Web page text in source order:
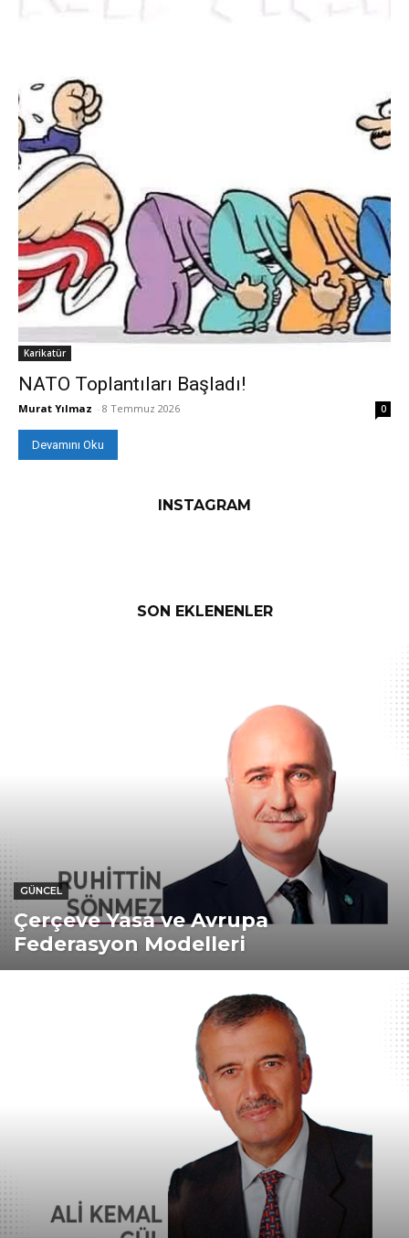
Karikatür
NATO Toplantıları Başladı!
Murat Yılmaz - 8 Temmuz 2026 0
Devamını Oku
INSTAGRAM
SON EKLENENLER
GÜNCEL
Çerçeve Yasa ve Avrupa
Federasyon Modelleri